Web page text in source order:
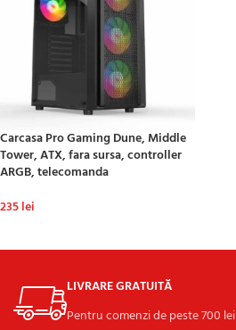
Carcasa Pro Gaming Dune, Middle
Tower, ATX, fara sursa, controller
ARGB, telecomanda
235lei
LIVRARE GRATUITĂ
Pentru comenzi de peste 700 lei